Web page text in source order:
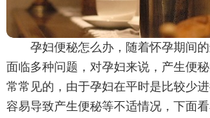
孕妇便秘怎么办，随着怀孕期间
面临多种问题，对孕妇来说，产生便
常常见的，由于孕妇在平时是比较少
容易导致产生便秘等不适情况，下面